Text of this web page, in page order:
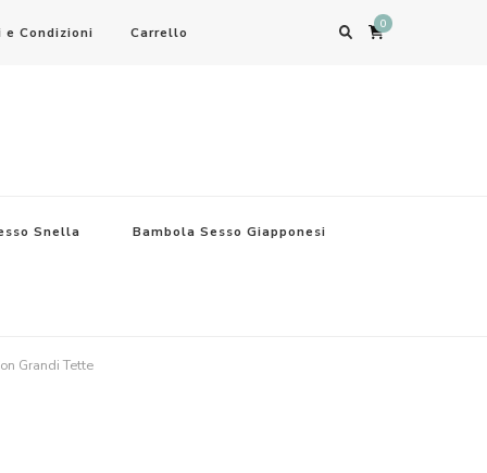
e Condizioni Carrello 0
Snella Bambola Sesso Giapponesi
Grandi Tette